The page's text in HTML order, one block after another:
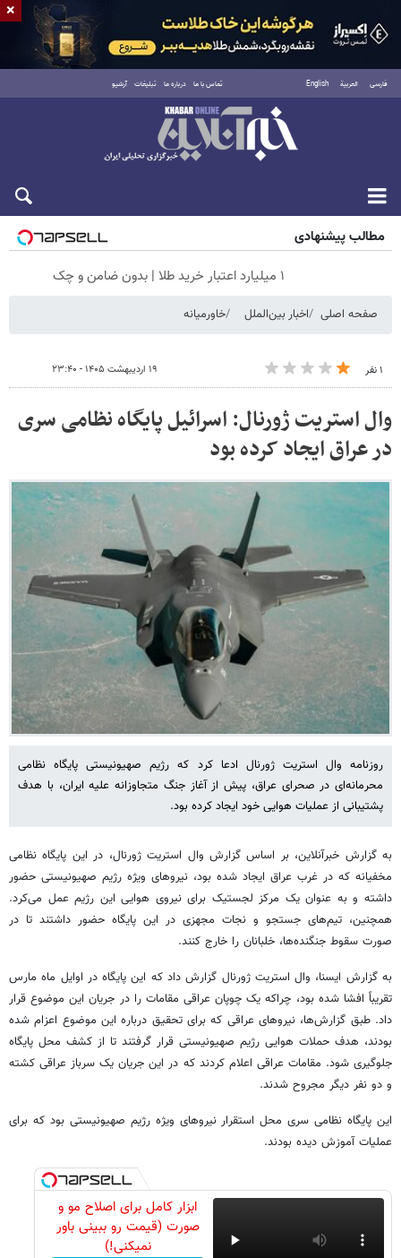
فارسی العربية English تماس با ما درباره ما تبلیغات آرشیو
جمعه ۱۶ مرداد ۱۴۰۵
مطالب پیشنهادی
۱ میلیارد اعتبار خرید طلا | بدون ضامن و چک
صفحه اصلی اخبار بین‌الملل خاورمیانه
۱ نفر ۱۹ اردیبهشت ۱۴۰۵ - ۲۳:۴۰
وال استریت ژورنال: اسرائیل پایگاه نظامی سری
در عراق ایجاد کرده بود
روزنامه وال استریت ژورنال ادعا کرد که رژیم صهیونیستی پایگاه نظامی
محرمانه‌ای در صحرای عراق، پیش از آغاز جنگ متجاوزانه علیه ایران، با هدف
پشتیبانی از عملیات هوایی خود ایجاد کرده بود.
به گزارش خبرآنلاین، بر اساس گزارش وال استریت ژورنال، در این پایگاه نظامی
مخفیانه که در غرب عراق ایجاد شده بود، نیروهای ویژه رژیم صهیونیستی حضور
داشته و به عنوان یک مرکز لجستیک برای نیروی هوایی این رژیم عمل می‌کرد.
همچنین، تیم‌های جستجو و نجات مجهزی در این پایگاه حضور داشتند تا در
صورت سقوط جنگنده‌ها، خلبانان را خارج کنند.
به گزارش ایسنا، وال استریت ژورنال گزارش داد که این پایگاه در اوایل ماه مارس
تقریباً افشا شده بود، چراکه یک چوپان عراقی مقامات را در جریان این موضوع قرار
داد. طبق گزارش‌ها، نیروهای عراقی که برای تحقیق درباره این موضوع اعزام شده
بودند، هدف حملات هوایی رژیم صهیونیستی قرار گرفتند تا از کشف محل پایگاه
جلوگیری شود. مقامات عراقی اعلام کردند که در این جریان یک سرباز عراقی کشته
و دو نفر دیگر مجروح شدند.
این پایگاه نظامی سری محل استقرار نیروهای ویژه رژیم صهیونیستی بود که برای
عملیات آموزش دیده‌ بودند.
ابزار کامل برای اصلاح مو و
صورت (قیمت رو ببینی باور
نمیکنی!)
×